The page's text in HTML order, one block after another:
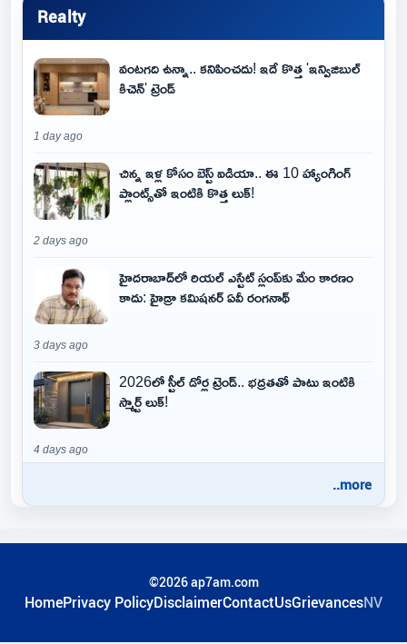
Realty
వంటగది ఉన్నా.. కనిపించదు! ఇదే కొత్త 'ఇన్విజిబుల్
కిచెన్' ట్రెండ్
1 day ago
చిన్న ఇళ్ల కోసం బెస్ట్ ఐడియా.. ఈ 10 హ్యాంగింగ్
ప్లాంట్స్‌తో ఇంటికి కొత్త లుక్!
2 days ago
హైదరాబాద్‌లో రియల్ ఎస్టేట్ స్లంప్‌కు మేం కారణం
కాదు: హైడ్రా కమిషనర్ ఏవీ రంగనాథ్
3 days ago
2026లో స్టీల్ డోర్ల ట్రెండ్.. భద్రతతో పాటు ఇంటికి
స్మార్ట్ లుక్!
4 days ago
..more
©2026 ap7am.com
HomePrivacy PolicyDisclaimerContactUsGrievancesNV